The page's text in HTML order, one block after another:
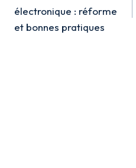
l’article
électronique : réforme
et bonnes pratiques